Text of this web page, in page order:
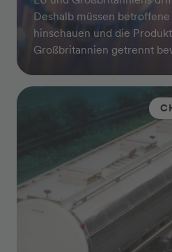
Deshalb müssen
hinschauen und die
Großbritannien getrennt